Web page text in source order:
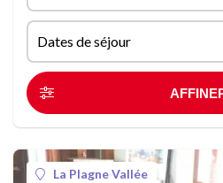
Dates de séjour
La Plagne Vallée